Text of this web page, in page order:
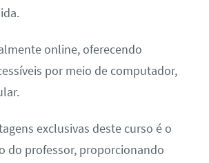
online, oferecendo
por meio de computador,
exclusivas deste curso é o
do professor, proporcionando